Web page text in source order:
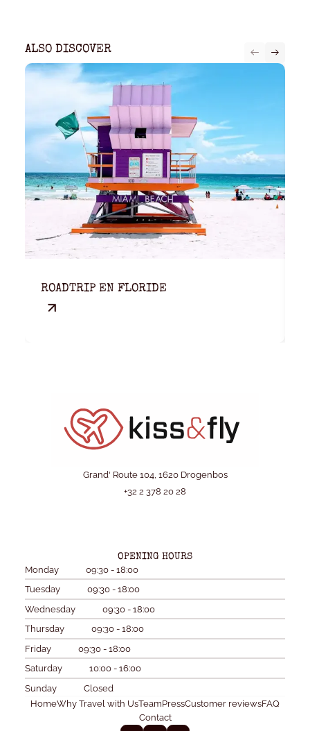
ALSO DISCOVER
ROADTRIP EN FLORIDE
Grand' Route 104, 1620 Drogenbos
+32 2 378 20 28
OPENING HOURS
Monday
09:30 - 18:00
Tuesday
09:30 - 18:00
Wednesday
09:30 - 18:00
Thursday
09:30 - 18:00
Friday
09:30 - 18:00
Saturday
10:00 - 16:00
Sunday
Closed
HomeWhy Travel with UsTeamPressCustomer reviewsFAQ
Contact